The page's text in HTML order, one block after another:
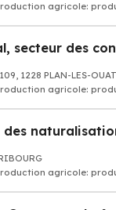
agricole:
1228 PLAN-LES-
agricole:
agricole: